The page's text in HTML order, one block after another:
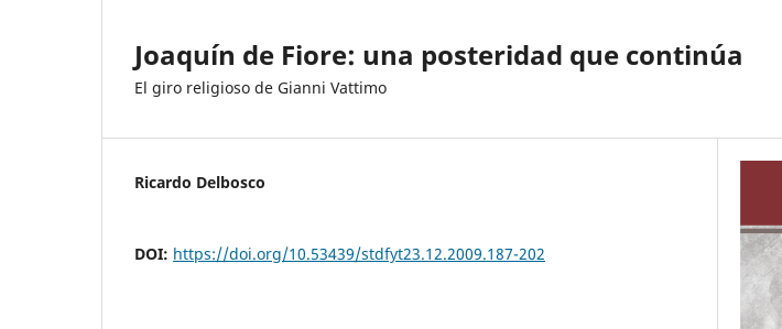
Joaquín de Fiore: una posteridad que continúa
El giro religioso de Gianni Vattimo
Ricardo Delbosco
DOI: https://doi.org/10.53439/stdfyt23.12.2009.187-202